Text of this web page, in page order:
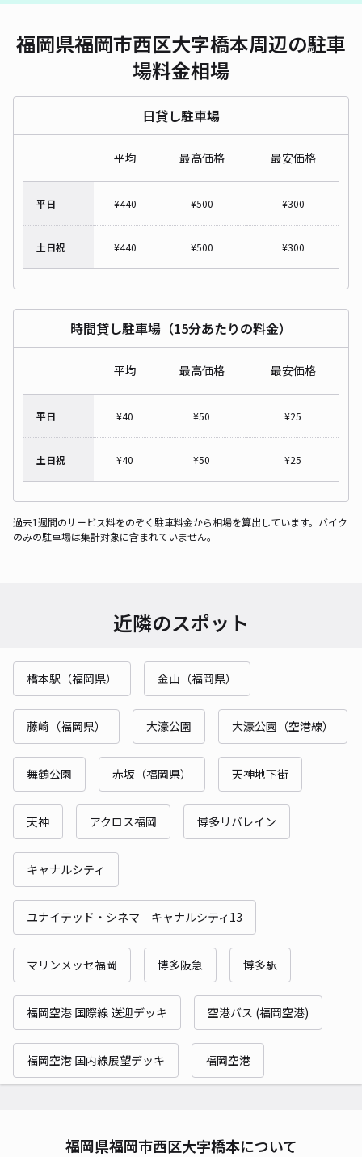
福岡県福岡市西区大字橋本周辺の駐車
場料金相場
日貸し駐車場
平均 最高価格 最安価格
平日 ¥440 ¥500 ¥300
土日祝 ¥440 ¥500 ¥300
時間貸し駐車場（15分あたりの料金）
平均 最高価格 最安価格
平日 ¥40 ¥50 ¥25
土日祝 ¥40 ¥50 ¥25
過去1週間のサービス料をのぞく駐車料金から相場を算出しています。バイク
のみの駐車場は集計対象に含まれていません。
近隣のスポット
橋本駅（福岡県） 金山（福岡県）
藤崎（福岡県） 大濠公園 大濠公園（空港線）
舞鶴公園 赤坂（福岡県） 天神地下街
天神 アクロス福岡 博多リバレイン
キャナルシティ
ユナイテッド・シネマ キャナルシティ13
マリンメッセ福岡 博多阪急 博多駅
福岡空港 国際線 送迎デッキ 空港バス (福岡空港)
福岡空港 国内線展望デッキ 福岡空港
福岡県福岡市西区大字橋本について